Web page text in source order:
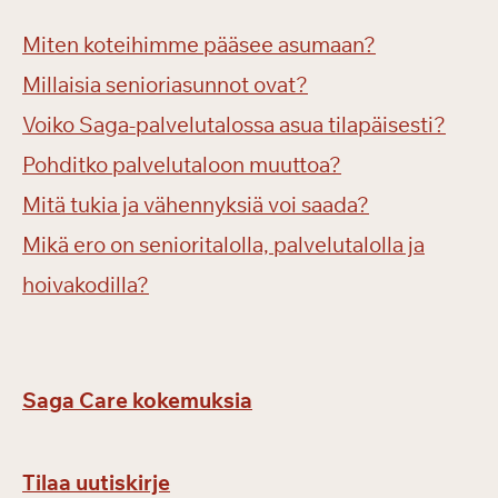
Miten koteihimme pääsee asumaan?
Millaisia senioriasunnot ovat?
Voiko Saga-palvelutalossa asua tilapäisesti?
Pohditko palvelutaloon muuttoa?
Mitä tukia ja vähennyksiä voi saada?
Mikä ero on senioritalolla, palvelutalolla ja
hoivakodilla?
Saga Care kokemuksia
Tilaa uutiskirje